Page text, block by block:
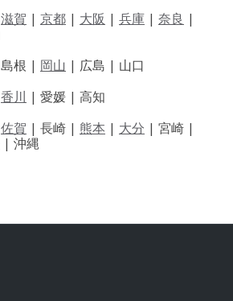
滋賀 | 京都 | 大阪 | 兵庫 | 奈良 |
島根 | 岡山 | 広島 | 山口
香川 | 愛媛 | 高知
佐賀 | 長崎 | 熊本 | 大分 | 宮崎 |
| 沖縄